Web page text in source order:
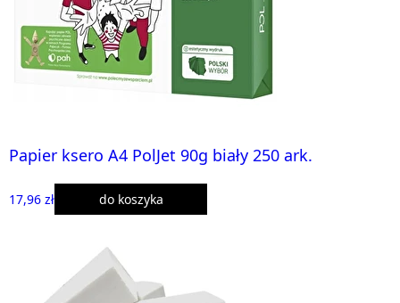
Papier ksero A4 PolJet 90g biały 250 ark.
17,96 zł do koszyka